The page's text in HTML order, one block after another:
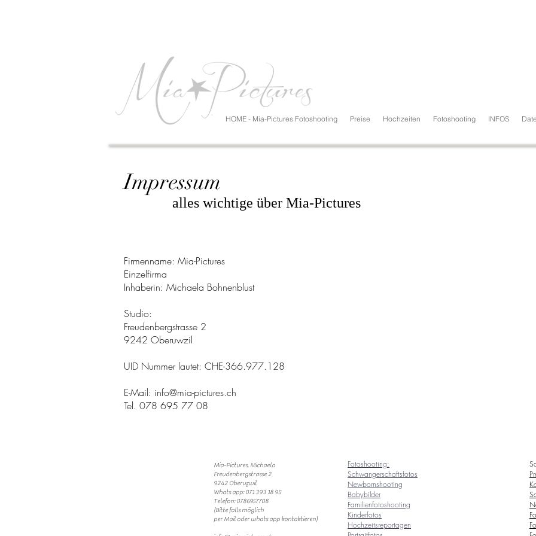
HOME - Mia-Pictures Fotoshooting Preise Hochzeiten Fotoshooting INFOS
Impressum
alles wichtige über Mia-Pictures
Firmenname: Mia-Pictures
Einzelfirma
Inhaberin: Michaela Bohnenblust
Studio:
Freudenbergstrasse 2
9242 Oberuwzil
UID Nummer lautet: CHE-366.977.128
E-Mail: info@mia-pictures.ch
Tel. 078 695 77 08
Mia-Pictures, Michaela
Freudenbergstrasse 2
9242 Oberuzwil
Whats app: 071 393 18 95
Telefon: 0786957708
(Bitte falls möglich
per Mail oder whats app kontaktieren)
Fotoshooting:
Schwangerschaftsfotos
Newbornshooting
Babybilder
Familienfotoshooting
Kinderfotos
Hochzeitsreportagen